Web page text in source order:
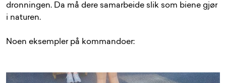
dronningen. Da må dere samarbeide slik som biene gjør
i naturen.
Noen eksempler på kommandoer: